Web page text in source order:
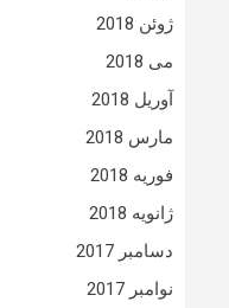
ژوئن 2018
می 2018
آوریل 2018
مارس 2018
فوریه 2018
ژانویه 2018
دسامبر 2017
نوامبر 2017